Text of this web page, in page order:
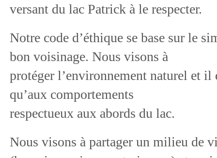
versant du lac Patrick à le respecter.
Notre code d’éthique se base sur le
bon voisinage. Nous visons à
protéger l’environnement naturel et il
qu’aux comportements
respectueux aux abords du lac.
Nous visons à partager un milieu de